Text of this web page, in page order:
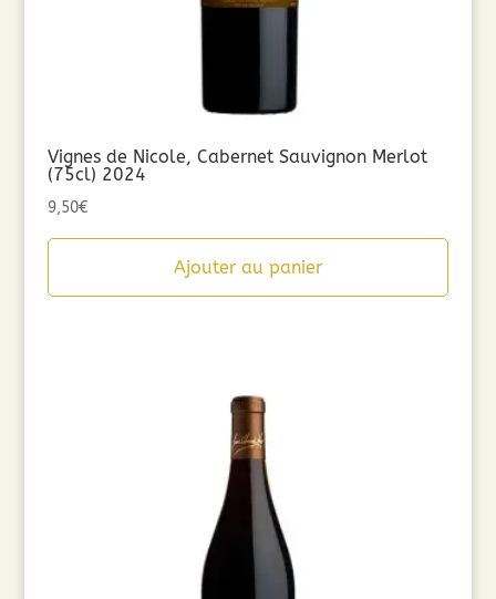
Vignes de Nicole, Cabernet Sauvignon Merlot
(75cl) 2024
9,50€
Ajouter au panier